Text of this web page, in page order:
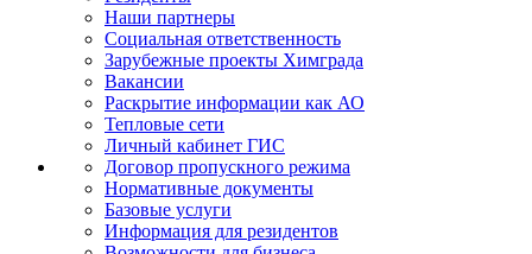
Наши партнеры
Социальная ответственность
Зарубежные проекты Химграда
Вакансии
Раскрытие информации как АО
Тепловые сети
Личный кабинет ГИС
Договор пропускного режима
Нормативные документы
Базовые услуги
Информация для резидентов